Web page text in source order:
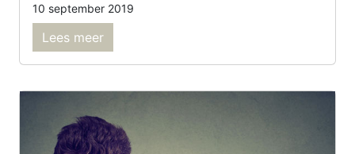
10 september 2019
Lees meer